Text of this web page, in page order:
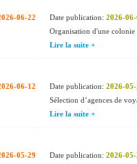
06-22
Date publication: 2026-
Organisation d'une colonie
Lire la suite +
06-12
Date publication: 2026-
Sélection d’agences de
Lire la suite +
05-29
Date publication: 2026-